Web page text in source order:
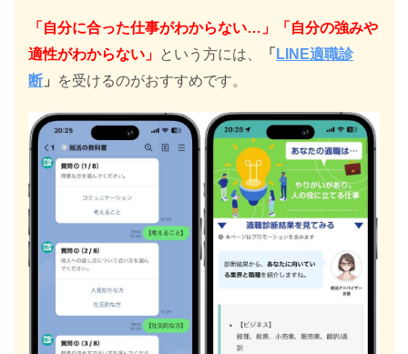
「自分に合った仕事がわからない…」「自分の強みや
適性がわからない」 という方には、 「 LINE適職診
断 」 を受けるのがおすすめです。